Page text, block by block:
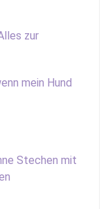
zur
mein Hund
Stechen mit